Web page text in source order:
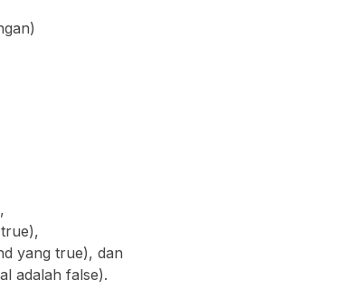
yang true), dan
adalah false).